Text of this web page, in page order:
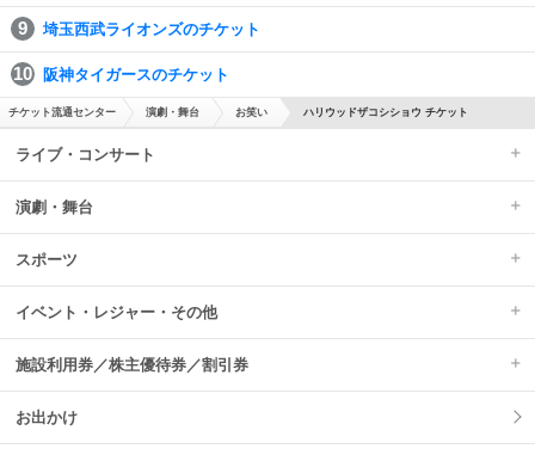
埼玉西武ライオンズのチケット
阪神タイガースのチケット
チケット流通センター 演劇・舞台 お笑い ハリウッドザコシショウ チケット
ライブ・コンサート
演劇・舞台
スポーツ
イベント・レジャー・その他
施設利用券／株主優待券／割引券
お出かけ